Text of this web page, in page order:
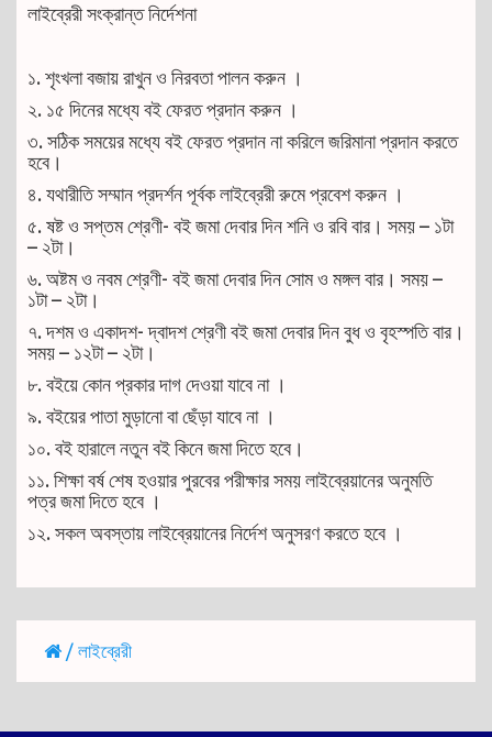
লাইব্রেরী সংক্রান্ত নির্দেশনা
১. শৃংখলা বজায় রাখুন ও নিরবতা পালন করুন ।
২. ১৫ দিনের মধ্যে বই ফেরত প্রদান করুন ।
৩. সঠিক সময়ের মধ্যে বই ফেরত প্রদান না করিলে জরিমানা প্রদান করতে
হবে।
৪. যথারীতি সম্মান প্রদর্শন পূর্বক লাইব্রেরী রুমে প্রবেশ করুন ।
৫. ষষ্ট ও সপ্তম শ্রেণী- বই জমা দেবার দিন শনি ও রবি বার। সময় – ১টা
– ২টা।
৬. অষ্টম ও নবম শ্রেণী- বই জমা দেবার দিন সোম ও মঙ্গল বার। সময় –
১টা – ২টা।
৭. দশম ও একাদশ- দ্বাদশ শ্রেণী বই জমা দেবার দিন বুধ ও বৃহস্পতি বার।
সময় – ১২টা – ২টা।
৮. বইয়ে কোন প্রকার দাগ দেওয়া যাবে না ।
৯. বইয়ের পাতা মুড়ানো বা ছেঁড়া যাবে না ।
১০. বই হারালে নতুন বই কিনে জমা দিতে হবে।
১১. শিক্ষা বর্ষ শেষ হওয়ার পুরবের পরীক্ষার সময় লাইব্রেয়ানের অনুমতি
পত্র জমা দিতে হবে ।
১২. সকল অবস্তায় লাইব্রেয়ানের নির্দেশ অনুসরণ করতে হবে ।
/ লাইব্রেরী